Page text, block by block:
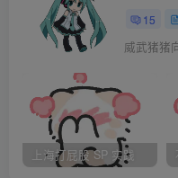
印子。何晨光不禁心想
一连十下的皮带成功的
何副司令看着孙子在皮
里得皮带却在次的落在
何副司令专心的挥舞着
15
威武猪猪
上海打屁股 SP 实践